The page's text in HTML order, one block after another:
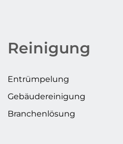
Reinigung
Entrümpelung
Gebäudereinigung
Branchenlösung